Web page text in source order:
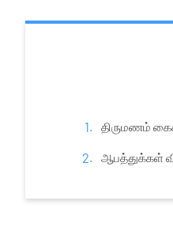
திருமணம்
ஆபத்துக்கள்